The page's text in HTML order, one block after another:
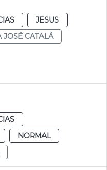
JESUS
JOSÉ CATALÁ
NORMAL